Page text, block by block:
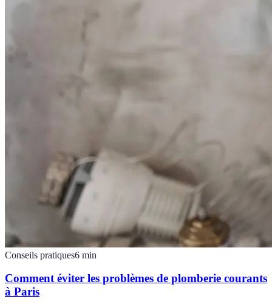
Conseils pratiques6 min
Comment éviter les problèmes de plomberie courants
à Paris